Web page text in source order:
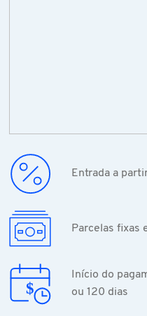
Entrada a
Parcelas fixas
Início do
ou 120 dias